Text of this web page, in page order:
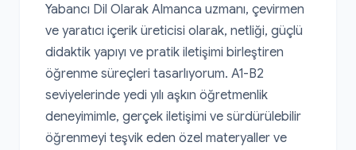
Yabancı Dil Olarak Almanca uzmanı, çevirmen
ve yaratıcı içerik üreticisi olarak, netliği, güçlü
didaktik yapıyı ve pratik iletişimi birleştiren
öğrenme süreçleri tasarlıyorum. A1-B2
seviyelerinde yedi yılı aşkın öğretmenlik
deneyimimle, gerçek iletişimi ve sürdürülebilir
öğrenmeyi teşvik eden özel materyaller ve